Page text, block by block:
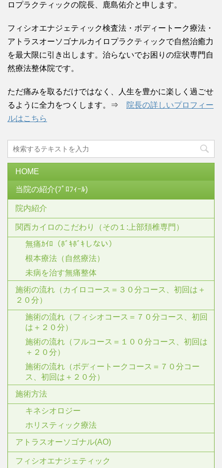
ロプラクティックの院長、鹿島佑介と申します。
フィシオエナジェティック検査法・ボディートーク療法・
アトラスオーソゴナルカイロプラクティックで自然治癒力
を最大限に引き出します。治らないでお困りの症状専門自
然療法整体院です。
ただ痛みを取るだけではなく、人生を豊かに楽しく過ごせ
るように全力をつくします。⇒
院長の詳しいプロフィー
ルはこちら
HOME
当院の紹介(ﾌﾟﾛﾌｨｰﾙ)
院内紹介
関西カイロのこだわり（その１:上部頚椎専門）
無痛ｶｲﾛ（ﾎﾞｷﾎﾞｷしない）
根本療法（自然療法）
未病を治す無痛整体
施術の流れ（カイロコース＝３０分コース、初回は＋
２０分）
施術の流れ（フィシオコース＝７０分コース、初回
は＋２０分）
施術の流れ（フルコース＝１００分コース、初回は
＋２０分）
施術の流れ（ボディートークコース＝７０分コー
ス、初回は＋２０分）
施術方法
キネシオロジー
ホリスティック療法
アトラスオーソゴナル(AO)
フィシオエナジェティック